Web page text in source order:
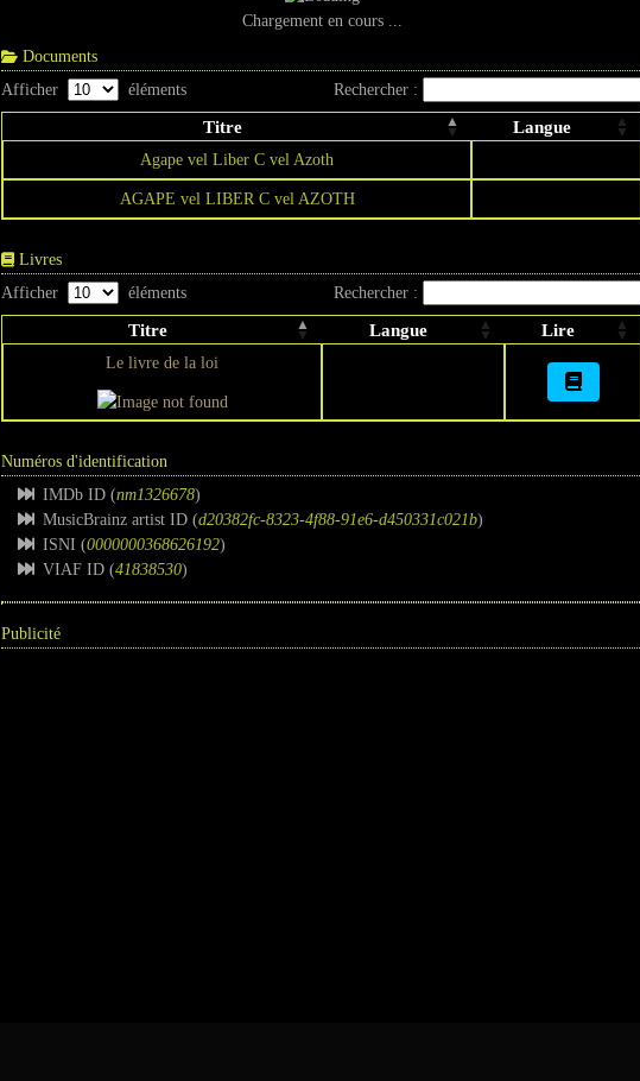
Chargement en cours ...
Documents
Afficher
éléments Rechercher :
Titre Langue
Agape vel Liber C vel Azoth
AGAPE vel LIBER C vel AZOTH
Livres
Afficher
éléments Rechercher :
Titre Langue Lire
Le livre de la loi
Numéros d'identification
IMDb ID (nm1326678)
MusicBrainz artist ID (d20382fc-8323-4f88-91e6-d450331c021b)
ISNI (0000000368626192)
VIAF ID (41838530)
Publicité